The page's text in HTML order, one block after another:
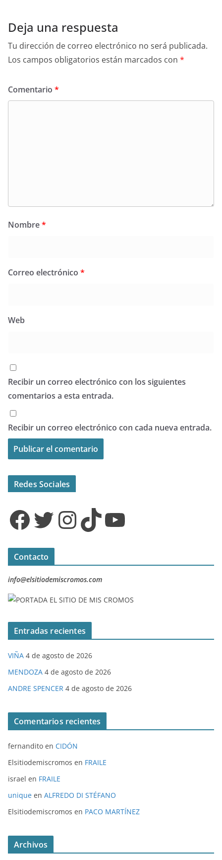
Deja una respuesta
Tu dirección de correo electrónico no será publicada.
Los campos obligatorios están marcados con *
Comentario *
Nombre*
Correo electrónico *
Web
Recibir un correo electrónico con los siguientes
comentarios a esta entrada.
Recibir un correo electrónico con cada nueva entrada.
Redes Sociales
Facebook Twitter InstagramTikTok YouTube
Contacto
info@elsitiodemiscromos.com
Entradas recientes
VIÑA 4 de agosto de 2026
MENDOZA 4 de agosto de 2026
ANDRE SPENCER 4 de agosto de 2026
Comentarios recientes
fernandito en CIDÓN
Elsitiodemiscromos en FRAILE
israel en FRAILE
unique en ALFREDO DI STÉFANO
Elsitiodemiscromos en PACO MARTÍNEZ
Archivos